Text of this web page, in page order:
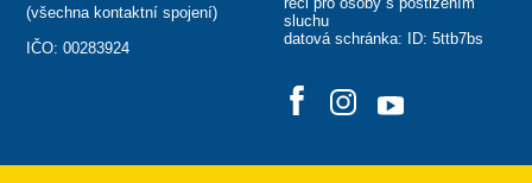
(všechna kontaktní spojení)
IČO: 00283924
sluchu
datová schránka: ID: 5ttb7bs